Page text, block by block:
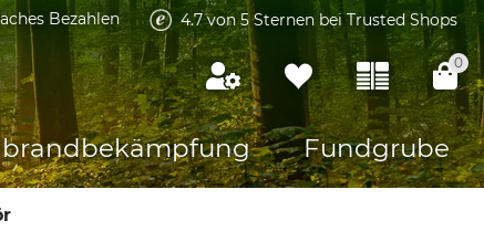
Bezahlen 4.7 von 5 Sternen bei Trusted Shops
0
Fundgrube